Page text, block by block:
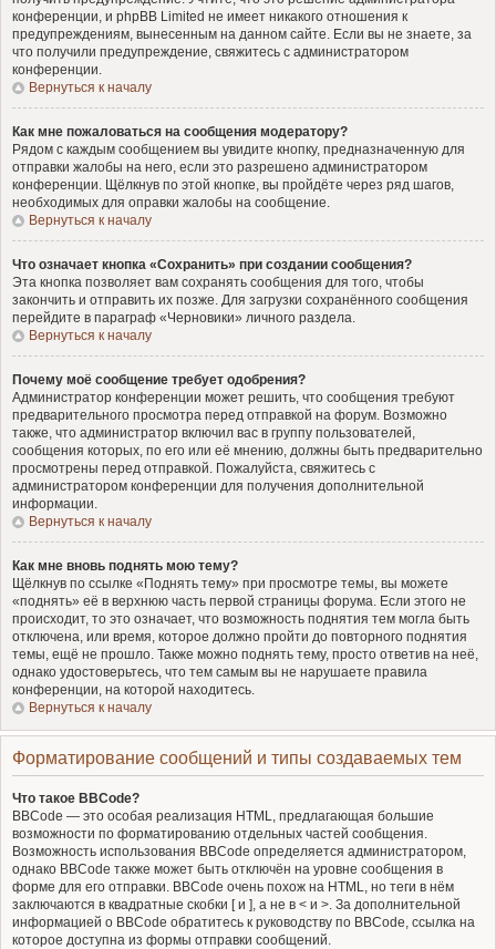
конференции, и phpBB Limited не имеет никакого отношения к
предупреждениям, вынесенным на данном сайте. Если вы не знаете, за
что получили предупреждение, свяжитесь с администратором
конференции.
Вернуться к началу
Как мне пожаловаться на сообщения модератору?
Рядом с каждым сообщением вы увидите кнопку, предназначенную для
отправки жалобы на него, если это разрешено администратором
конференции. Щёлкнув по этой кнопке, вы пройдёте через ряд шагов,
необходимых для оправки жалобы на сообщение.
Вернуться к началу
Что означает кнопка «Сохранить» при создании сообщения?
Эта кнопка позволяет вам сохранять сообщения для того, чтобы
закончить и отправить их позже. Для загрузки сохранённого сообщения
перейдите в параграф «Черновики» личного раздела.
Вернуться к началу
Почему моё сообщение требует одобрения?
Администратор конференции может решить, что сообщения требуют
предварительного просмотра перед отправкой на форум. Возможно
также, что администратор включил вас в группу пользователей,
сообщения которых, по его или её мнению, должны быть предварительно
просмотрены перед отправкой. Пожалуйста, свяжитесь с
администратором конференции для получения дополнительной
информации.
Вернуться к началу
Как мне вновь поднять мою тему?
Щёлкнув по ссылке «Поднять тему» при просмотре темы, вы можете
«поднять» её в верхнюю часть первой страницы форума. Если этого не
происходит, то это означает, что возможность поднятия тем могла быть
отключена, или время, которое должно пройти до повторного поднятия
темы, ещё не прошло. Также можно поднять тему, просто ответив на неё,
однако удостоверьтесь, что тем самым вы не нарушаете правила
конференции, на которой находитесь.
Вернуться к началу
Форматирование сообщений и типы создаваемых тем
Что такое BBCode?
BBCode — это особая реализация HTML, предлагающая большие
возможности по форматированию отдельных частей сообщения.
Возможность использования BBCode определяется администратором,
однако BBCode также может быть отключён на уровне сообщения в
форме для его отправки. BBCode очень похож на HTML, но теги в нём
заключаются в квадратные скобки [ и ], а не в < и >. За дополнительной
информацией о BBCode обратитесь к руководству по BBCode, ссылка на
которое доступна из формы отправки сообщений.